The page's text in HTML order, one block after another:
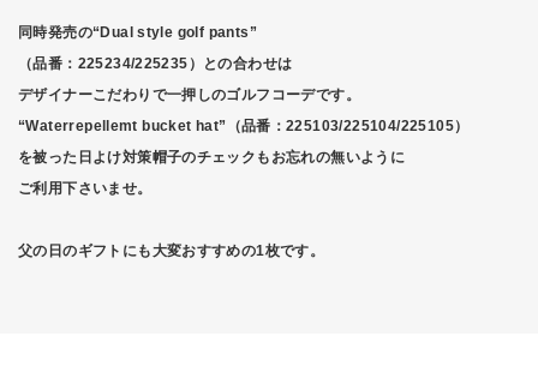
同時発売の“Dual style golf pants”
（品番：225234/225235）との合わせは
デザイナーこだわりで一押しのゴルフコーデです。
“Waterrepellemt bucket hat”（品番：225103/225104/225105）
を被った日よけ対策帽子のチェックもお忘れの無いように
ご利用下さいませ。
父の日のギフトにも大変おすすめの1枚です。